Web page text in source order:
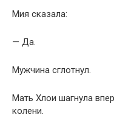
Мия сказала:
— Да.
Мужчина сглотнул.
Мать Хлои шагнула
колени.